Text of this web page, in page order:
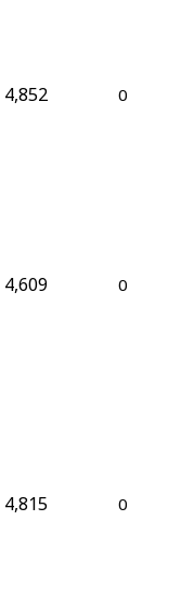
0
4,852
0
4,609
0
4,815